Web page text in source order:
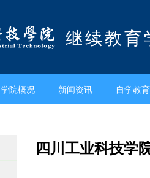
继续教育
学院概况 新闻资讯 自学教育
四川工业科技学